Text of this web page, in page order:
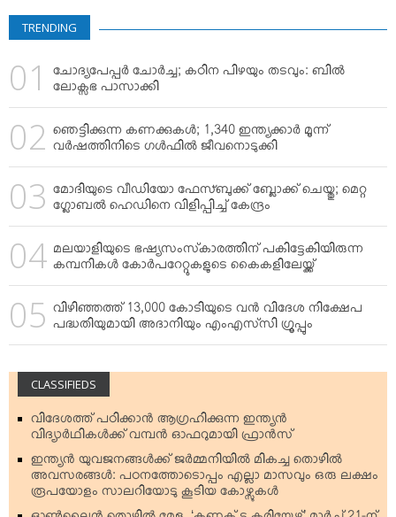
YOUR SAY
KARSHAKAN
GREETINGS
OBITUARY
TRENDING
ചോദ്യപേപ്പര്‍ ചോര്‍ച്ച; കഠിന പിഴയും തടവും: ബില്‍
ലോക്സഭ പാസാക്കി
ഞെട്ടിക്കുന്ന കണക്കുകള്‍; 1,340 ഇന്ത്യക്കാര്‍ മൂന്ന്
വര്‍ഷത്തിനിടെ ഗള്‍ഫില്‍ ജീവനൊടുക്കി
മോദിയുടെ വീഡിയോ ഫേസ്ബുക്ക് ബ്ലോക്ക് ചെയ്തു; മെറ്റ
ഗ്ലോബല്‍ ഹെഡിനെ വിളിപ്പിച്ച് കേന്ദ്രം
മലയാളിയുടെ ഭഷ്യസംസ്‌കാരത്തിന് പകിട്ടേകിയിരുന്ന
കമ്പനികള്‍ കോര്‍പറേറ്റുകളുടെ കൈകളിലേയ്ക്ക്
വിഴിഞ്ഞത്ത് 13,000 കോടിയുടെ വന്‍ വിദേശ നിക്ഷേപ
പദ്ധതിയുമായി അദാനിയും എംഎസ്‌സി ഗ്രൂപ്പും
CLASSIFIEDS
വിദേശത്ത് പഠിക്കാന്‍ ആഗ്രഹിക്കുന്ന ഇന്ത്യന്‍
വിദ്യാര്‍ഥികള്‍ക്ക് വമ്പന്‍ ഓഫറുമായി ഫ്രാന്‍സ്
ഇന്ത്യന്‍ യുവജനങ്ങള്‍ക്ക് ജര്‍മ്മനിയില്‍ മികച്ച തൊഴില്‍
അവസരങ്ങള്‍: പഠനത്തോടൊപ്പം എല്ലാ മാസവും ഒരു ലക്ഷം
രൂപയോളം സാലറിയോടു കൂടിയ കോഴ്സുകള്‍